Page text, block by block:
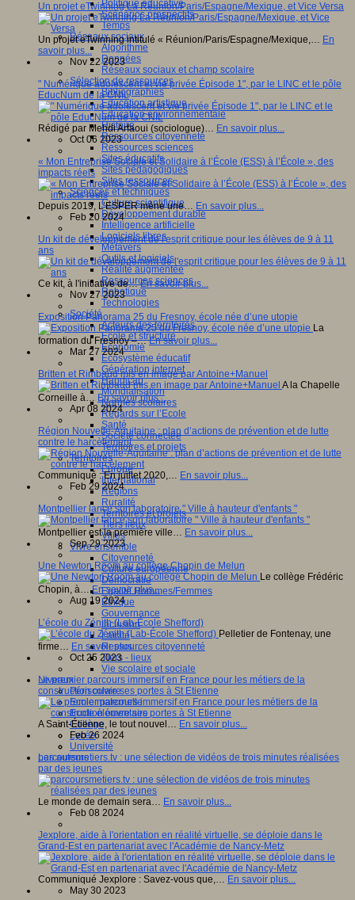
Politique éducative
Scénarios prospectifs
Temps
Réseaux sociaux
Algorithme
Données
Réseaux sociaux et champ scolaire
Sélection de ressources
Bibliographies
Education artistique
Education environnementale
Histoire
Ressources citoyenneté
Ressources sciences
Sites éducatifs
Sites pédagogiques
Sites ressources
Sciences et techniques
Culture scientifique
Développement durable
Intelligence artificielle
Logiciels libres
Métavers
Outils et logiciels
Réalité augmentée
Ressources sciences
Robotique
Technologies
Société
Acteurs des territoires
Ecole et structure
Economie
Ecosystème éducatif
Génération internet
Handicap
Mondialisation
Normes scolaires
Regards sur l’Ecole
Santé
Société connectée
Territoires et projets
Territoires
Europe
International
Régions
Ruralité
Territoires et projets
Tiers lieux
Villes
Vivre ensemble
Citoyenneté
Culture européenne
Démocratie
Egalité Hommes/Femmes
Ethique
Gouvernance
Inclusion
Laïcité
Ressources citoyenneté
Tiers - lieux
Vie scolaire et sociale
Niveaux
Périscolaire
Ecole maternelle
Ecole élémentaire
Collège
Lycée
Université
Les auteurs
Un projet eTwinning La Réunion/Paris/Espagne/Mexique, et Vice Versa
Un projet eTwinning intitulé « Réunion/Paris/Espagne/Mexique,… En
savoir plus...
Nov 22 2023
" Numérique adolescent et vie privée Épisode 1", par le LINC et le pôle
EducNum de la CNIL
Rédigé par Mehdi Arfaoui (sociologue)… En savoir plus...
Oct 06 2023
« Mon Entreprise Sociale et Solidaire à l’École (ESS) à l’École », des
impacts réels
Depuis 2019, L’ESPER mène une… En savoir plus...
Feb 20 2024
Un kit de développement de l'esprit critique pour les élèves de 9 à 11
ans
Ce kit, à l'initiative de…En savoir plus...
Nov 27 2023
Exposition Panorama 25 du Fresnoy, école née d’une utopie
La
formation du Fresnoy –…En savoir plus...
Mar 27 2024
Britten et Rimbaud mis en image par Antoine+Manuel
A la Chapelle
Corneille à… En savoir plus...
Apr 08 2024
Région Nouvelle-Aquitaine : plan d’actions de prévention et de lutte
contre le harcèlement
Communiqué : En juillet 2020,… En savoir plus...
Feb 29 2024
Montpellier lance son laboratoire " Ville à hauteur d'enfants "
Montpellier est la première ville… En savoir plus...
Sep 29 2023
Une Newton Room au collège Chopin de Melun
Le collège Frédéric
Chopin, à…En savoir plus...
Aug 19 2024
L’école du Zénith (Lab-École Shefford)
Pelletier de Fontenay, une
firme… En savoir plus...
Oct 25 2023
Le premier parcours immersif en France pour les métiers de la
construction ouvre ses portes à St Etienne
A Saint-Étienne, le tout nouvel… En savoir plus...
Feb 26 2024
parcoursmetiers.tv : une sélection de vidéos de trois minutes réalisées
par des jeunes
Le monde de demain sera… En savoir plus...
Feb 08 2024
Jexplore, aide à l'orientation en réalité virtuelle, se déploie dans le
Grand-Est en partenariat avec l'Académie de Nancy-Metz
Communiqué Jexplore : Savez-vous que,… En savoir plus...
May 30 2023